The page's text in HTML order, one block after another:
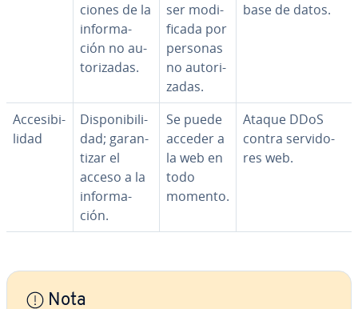
cio­nes de la
in­fo­r­ma­
ción no au­
to­ri­za­das.
ser mo­di­
fi­ca­da por
personas
no au­to­ri­
za­das.
base de datos.
Ac­ce­si­bi­
li­dad
Di­s­po­ni­bi­li­
dad; ga­ra­n­
ti­zar el
acceso a la
in­fo­r­ma­
ción.
Se puede
acceder a
la web en
todo
momento.
Ataque DDoS
contra se­r­vi­do­
res web.
Nota